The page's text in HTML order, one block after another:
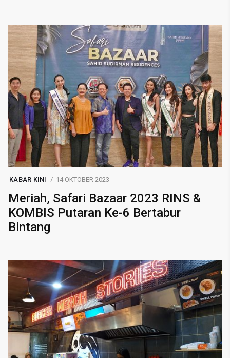
KABAR KINI 14 OKTOBER 2023
Meriah, Safari Bazaar 2023 RINS &
KOMBIS Putaran Ke-6 Bertabur
Bintang